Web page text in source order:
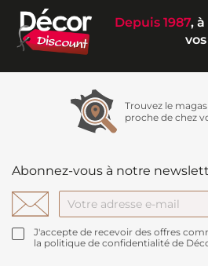
Depuis 1987,
Trouvez le
proche de chez
Abonnez-vous à notre
J'accepte de recevoir des offres
la politique de confidentialité de